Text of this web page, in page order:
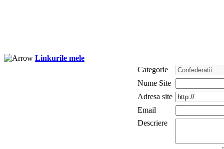
Linkurile mele
Categorie
Nume Site
Adresa site
Email
Descriere